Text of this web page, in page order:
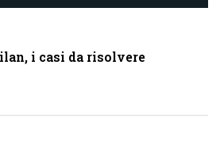
i casi da risolvere